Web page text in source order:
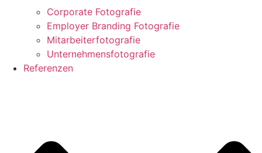
Corporate Fotografie
Employer Branding Fotografie
Mitarbeiterfotografie
Unternehmensfotografie
Referenzen